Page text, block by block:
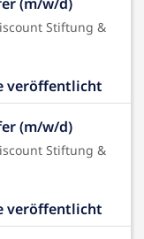
Stiftung &
veröffentlicht
(m/w/d)
Stiftung &
veröffentlicht